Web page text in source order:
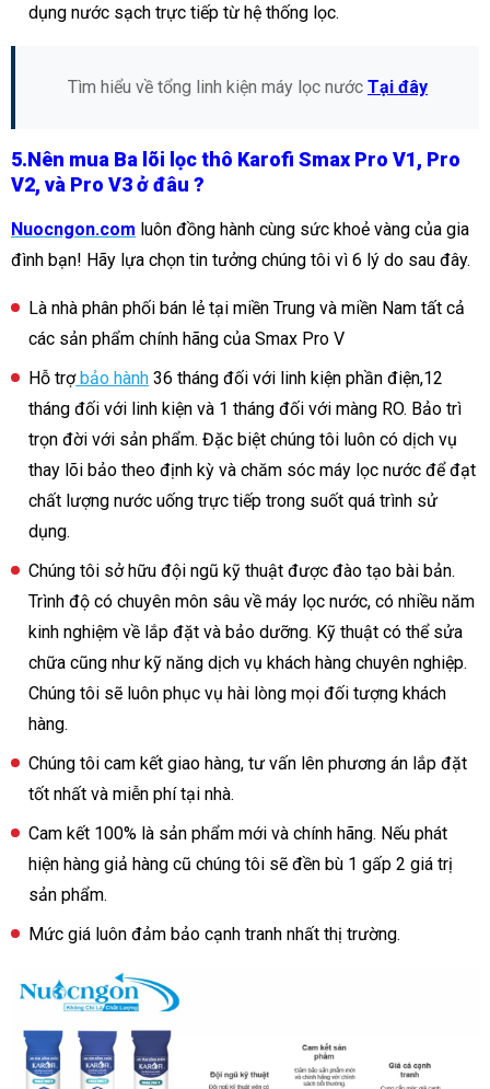
dụng nước sạch trực tiếp từ hệ thống lọc.
Tìm hiểu về tổng linh kiện máy lọc nước Tại đây
5.Nên mua Ba lõi lọc thô Karofi Smax Pro V1, Pro
V2, và Pro V3ở đâu ?
Nuocngon.com luôn đồng hành cùng sức khoẻ vàng của gia
đình bạn! Hãy lựa chọn tin tưởng chúng tôi vì 6 lý do sau đây.
Là nhà phân phối bán lẻ tại miền Trung và miền Nam tất cả
các sản phẩm chính hãng của Smax Pro V
Hỗ trợbảo hành 36 tháng đối với linh kiện phần điện,12
tháng đối với linh kiện và 1 tháng đối với màng RO. Bảo trì
trọn đời với sản phẩm. Đặc biệt chúng tôi luôn có dịch vụ
thay lõi bảo theo định kỳ và chăm sóc máy lọc nước để đạt
chất lượng nước uống trực tiếp trong suốt quá trình sử
dụng.
Chúng tôi sở hữu đội ngũ kỹ thuật được đào tạo bài bản.
Trình độ có chuyên môn sâu về máy lọc nước, có nhiều năm
kinh nghiệm về lắp đặt và bảo dưỡng. Kỹ thuật có thể sửa
chữa cũng như kỹ năng dịch vụ khách hàng chuyên nghiệp.
Chúng tôi sẽ luôn phục vụ hài lòng mọi đối tượng khách
hàng.
Chúng tôi cam kết giao hàng, tư vấn lên phương án lắp đặt
tốt nhất và miễn phí tại nhà.
Cam kết 100% là sản phẩm mới và chính hãng. Nếu phát
hiện hàng giả hàng cũ chúng tôi sẽ đền bù 1 gấp 2 giá trị
sản phẩm.
Mức giá luôn đảm bảo cạnh tranh nhất thị trường.